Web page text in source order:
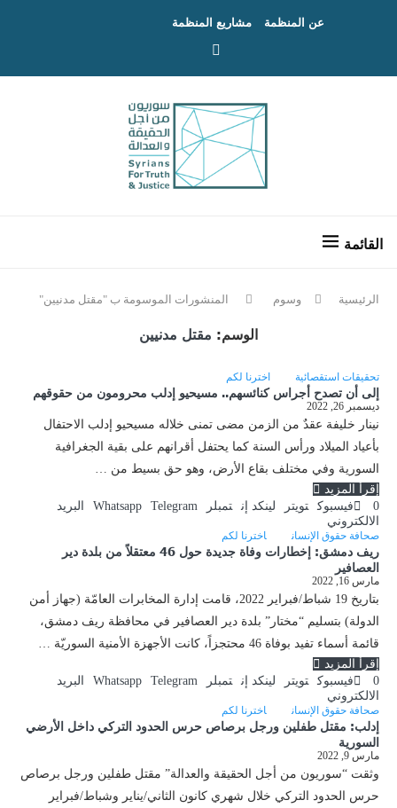
عن المنظمة مشاريع المنظمة
الرئيسية وسوم المنشورات الموسومة ب "مقتل مدنيين"
الوسم: مقتل مدنيين
تحقيقات استقصائية اخترنا لكم
إلى أن تصدح أجراس كنائسهم.. مسيحيو إدلب محرومون من حقوقهم
ديسمبر 26, 2022
نينار خليفة عقدٌ من الزمن مضى تمنى خلاله مسيحيو إدلب الاحتفال
بأعياد الميلاد ورأس السنة كما يحتفل أقرانهم على بقية الجغرافية
السورية وفي مختلف بقاع الأرض، وهو حق بسيط من …
إقرأ المزيد
0
فيسبوك تويتر لينكد إن تمبلر Whatsapp Telegram
البريد
الالكتروني
صحافة حقوق الإنسان اخترنا لكم
ريف دمشق: إخطارات وفاة جديدة حول 46 معتقلاً من بلدة دير
العصافير
مارس 16, 2022
بتاريخ 19 شباط/فبراير 2022، قامت إدارة المخابرات العامّة (جهاز أمن
الدولة) بتسليم “مختار” بلدة دير العصافير في محافظة ريف دمشق،
قائمة أسماء تفيد بوفاة 46 محتجزاً، كانت الأجهزة الأمنية السوريّة …
إقرأ المزيد
0
فيسبوك تويتر لينكد إن تمبلر Whatsapp Telegram
البريد
الالكتروني
صحافة حقوق الإنسان اخترنا لكم
إدلب: مقتل طفلين ورجل برصاص حرس الحدود التركي داخل الأرضي
السورية
مارس 9, 2022
وثقت “سوريون من أجل الحقيقة والعدالة” مقتل طفلين ورجل برصاص
حرس الحدود التركي خلال شهري كانون الثاني/يناير وشباط/فبراير